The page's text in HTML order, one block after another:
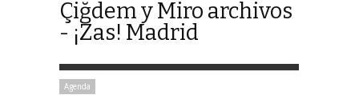
Çiğdem y Miro archivos
- ¡Zas! Madrid
Agenda